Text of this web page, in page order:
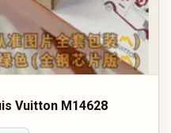
Vuitton M14628